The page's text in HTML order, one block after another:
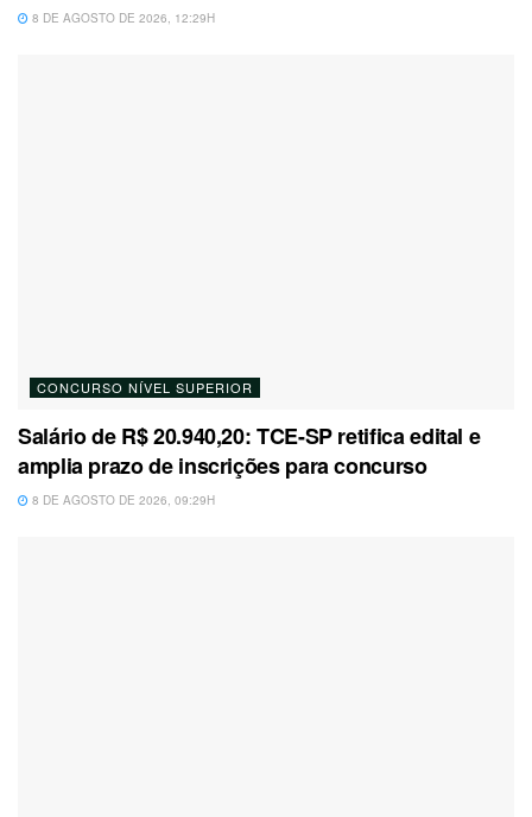
8 DE AGOSTO DE 2026, 12:29H
CONCURSO NÍVEL SUPERIOR
Salário de R$ 20.940,20: TCE-SP retifica edital e
amplia prazo de inscrições para concurso
8 DE AGOSTO DE 2026, 09:29H